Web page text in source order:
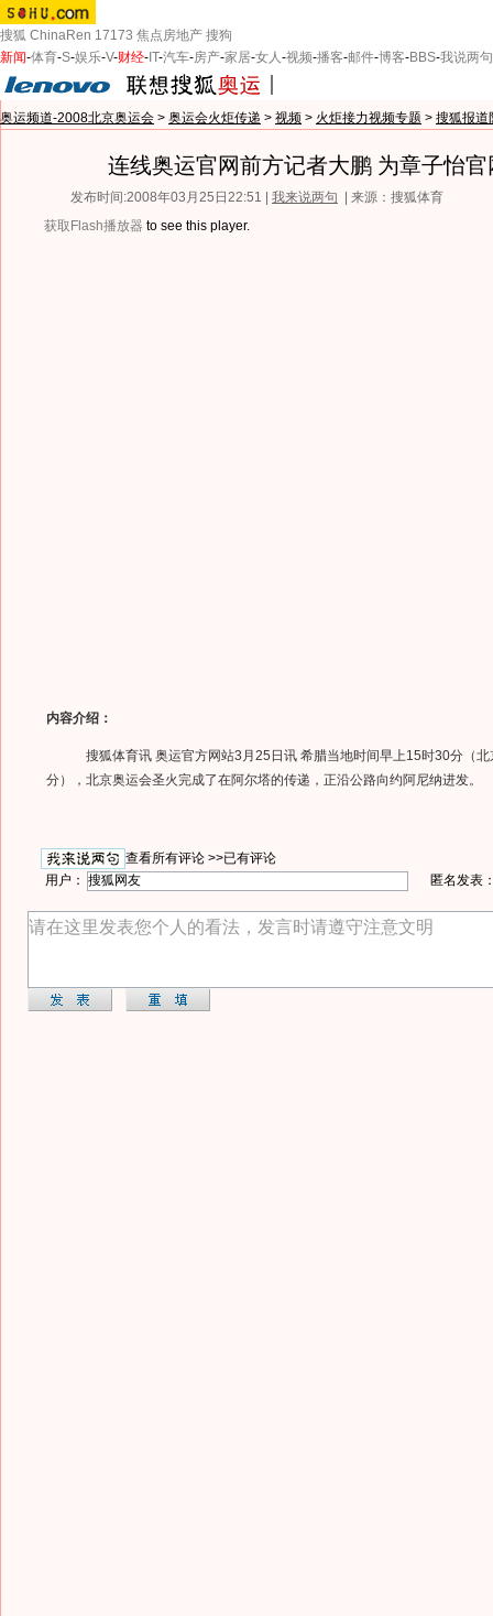
搜狐 ChinaRen 17173 焦点房地产 搜狗
新闻-体育-S-娱乐-V-财经- IT-汽车-房产-家居-女人-视频-播客-邮件-博客-BBS-我说两句
奥运频道-2008北京奥运会 > 奥运会火炬传递 > 视频 > 火炬接力视频专题 > 搜狐报道
连线奥运官网前方记者大鹏 为章子怡官
发布时间:2008年03月25日22:51 | 我来说两句
| 来源：搜狐体育
获取Flash播放器 to see this player.
内容介绍：
搜狐体育讯 奥运官方网站3月25日讯 希腊当地时间早上15时30分（
分），北京奥运会圣火完成了在阿尔塔的传递，正沿公路向约阿尼纳进发。
查看所有评论 >>已有评论
用户：
匿名发表